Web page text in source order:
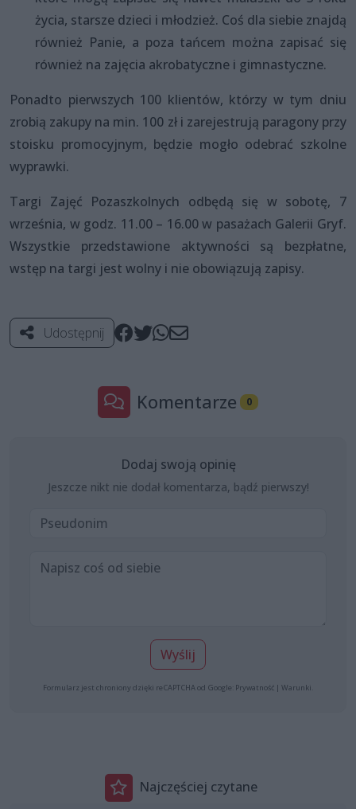
życia, starsze dzieci i młodzież. Coś dla siebie znajdą
również Panie, a poza tańcem można zapisać się
również na zajęcia akrobatyczne i gimnastyczne.
Ponadto pierwszych 100 klientów, którzy w tym dniu
zrobią zakupy na min. 100 zł i zarejestrują paragony przy
stoisku promocyjnym, będzie mogło odebrać szkolne
wyprawki.
Targi Zajęć Pozaszkolnych odbędą się w sobotę, 7
września, w godz. 11.00 – 16.00 w pasażach Galerii Gryf.
Wszystkie przedstawione aktywności są bezpłatne,
wstęp na targi jest wolny i nie obowiązują zapisy.
Udostępnij
Komentarze 0
Dodaj swoją opinię
Jeszcze nikt nie dodał komentarza, bądź pierwszy!
Wyślij
Formularz jest chroniony dzięki reCAPTCHA od Google: Prywatność | Warunki
Najczęściej czytane